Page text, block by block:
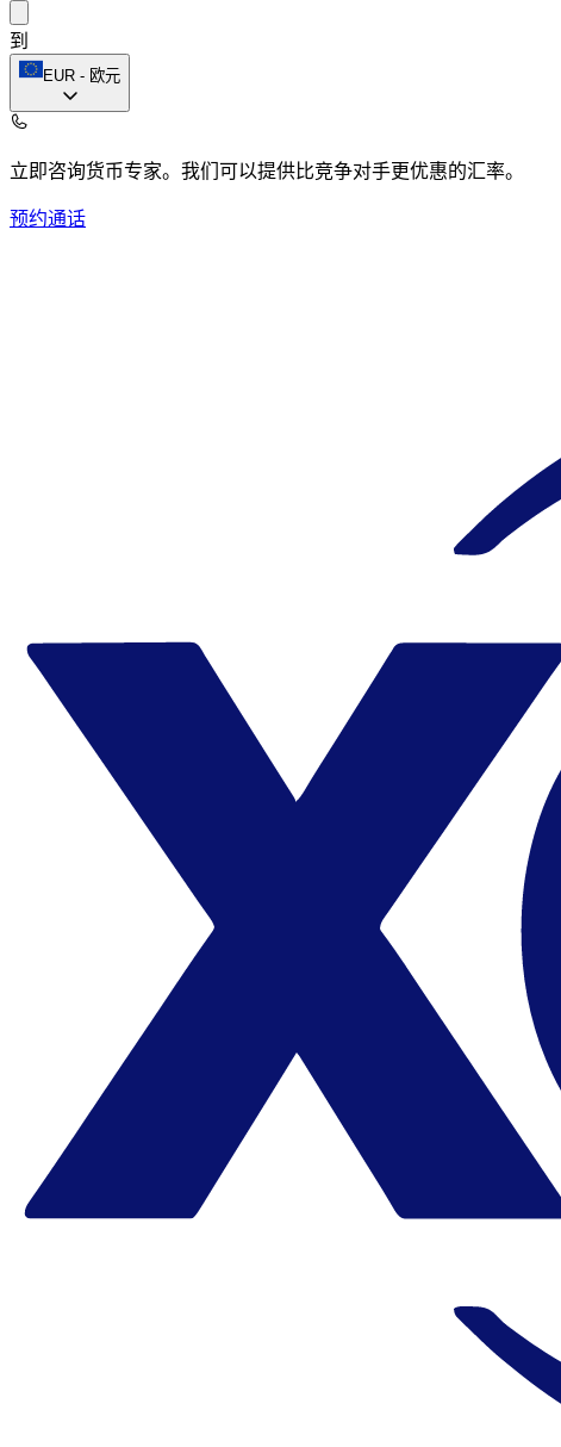
到
EUR - 欧元
立即咨询货币专家。 我们可以提供比竞争对手更优惠的汇率。
预约通话